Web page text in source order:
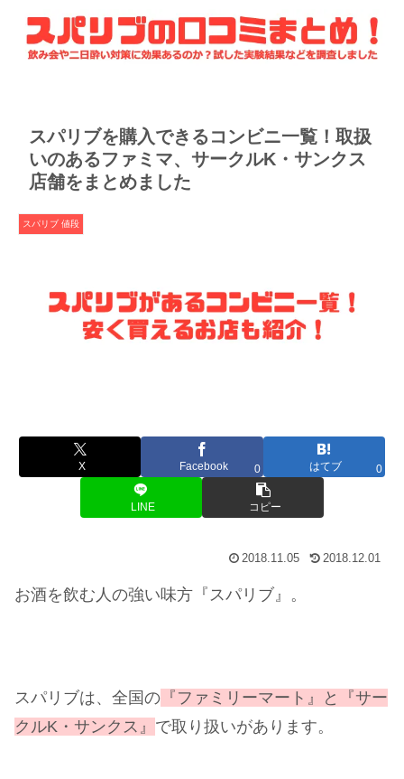
スパリブを購入できるコンビニ一覧！取扱
いのあるファミマ、サークルK・サンクス
店舗をまとめました
スパリブ 値段
X Facebook 0 はてブ 0
LINE コピー
2018.11.05 2018.12.01
お酒を飲む人の強い味方『スパリブ』。
スパリブは、全国の 『ファミリーマート』と『サー
クルK・サンクス』 で取り扱いがあります。